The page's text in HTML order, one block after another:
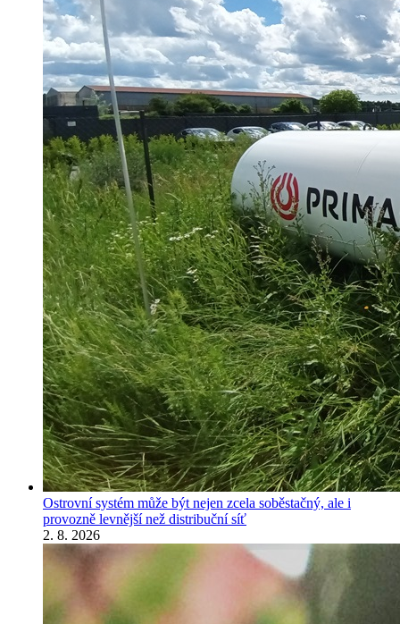
Ostrovní systém může být nejen zcela soběstačný, ale i
provozně levnější než distribuční síť
2. 8. 2026